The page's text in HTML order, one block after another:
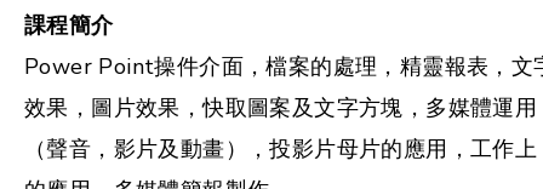
課程簡介
Power Point操件介面，檔案的處理，精靈報表，文
效果，圖片效果，快取圖案及文字方塊，多媒體運用
（聲音，影片及動畫），投影片母片的應用，工作上